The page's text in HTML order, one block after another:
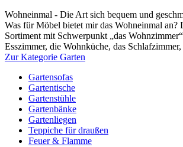
Wohneinmal - Die Art sich bequem und
Was für Möbel bietet mir das Wohneinmal
Sortiment mit Schwerpunkt „das
Esszimmer, die Wohnküche, das
Zur Kategorie Garten
Gartensofas
Gartentische
Gartenstühle
Gartenbänke
Gartenliegen
Teppiche für draußen
Feuer & Flamme